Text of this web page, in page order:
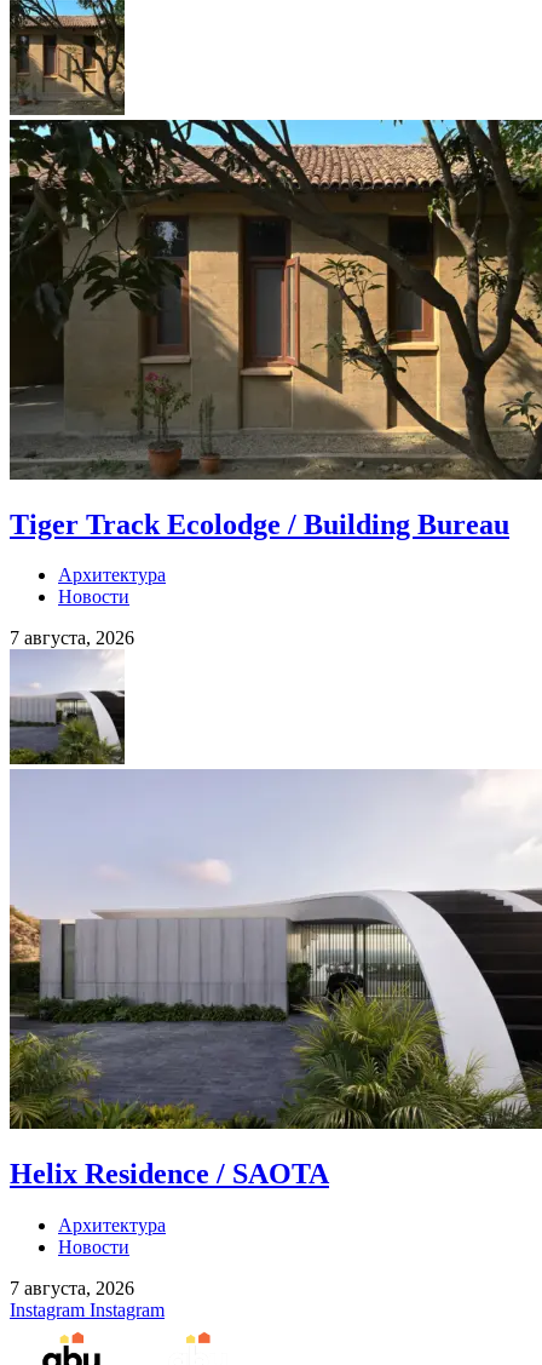
Tiger Track Ecolodge / Building Bureau
Архитектура
Новости
7 августа, 2026
Helix Residence / SAOTA
Архитектура
Новости
7 августа, 2026
Instagram Instagram